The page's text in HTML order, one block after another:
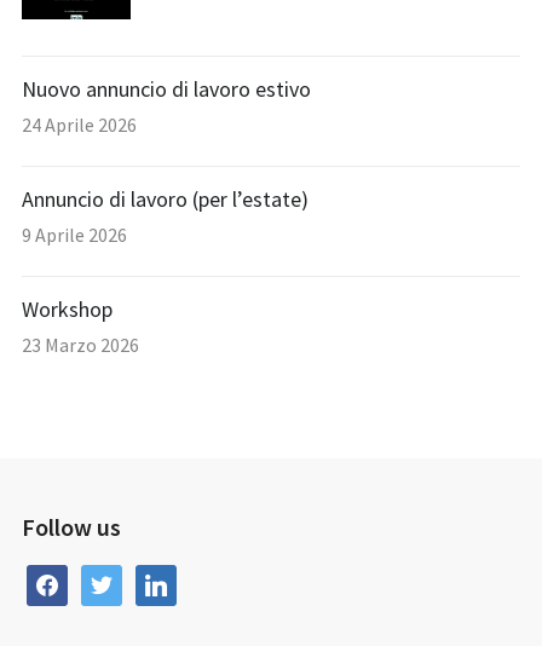
Nuovo annuncio di lavoro estivo
24 Aprile 2026
Annuncio di lavoro (per l’estate)
9 Aprile 2026
Workshop
23 Marzo 2026
Follow us
facebooktwitter linkedin